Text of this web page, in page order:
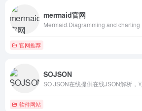
mermaid官网
官网推荐
SOJSON
软件网站